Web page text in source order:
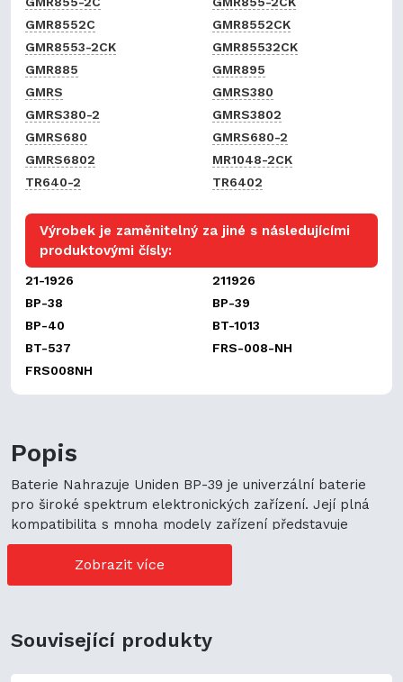
GMR8552C
GMR8552CK
GMR8553-2CK
GMR85532CK
GMR885
GMR895
GMRS
GMRS380
GMRS380-2
GMRS3802
GMRS680
GMRS680-2
GMRS6802
MR1048-2CK
TR640-2
TR6402
Výrobek je zaměnitelný za jiné s následujícími
produktovými čísly:
21-1926
211926
BP-38
BP-39
BP-40
BT-1013
BT-537
FRS-008-NH
FRS008NH
Popis
Baterie Nahrazuje Uniden BP-39 je univerzální baterie
pro široké spektrum elektronických zařízení. Její plná
kompatibilita s mnoha modely zařízení představuje
cenově výhodné možnosti nákupu. Její univerzální použití
navíc podporuje ekologickou udržitelnost a zaručuje
flexibilitu.
Zobrazit více
Související produkty